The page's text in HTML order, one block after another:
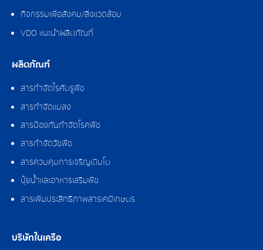
กิจกรรมเพื่อสังคม/สิ่งแวดล้อม
VDO แนะนำผลิตภัณฑ์
ผลิตภัณฑ์
สารกำจัดไรศัตรูพืช
สารกำจัดแมลง
สารป้องกันกำจัดโรคพืช
สารกำจัดวัชพืช
สารควบคุมการเจริญเติบโต
ปุ๋ยน้ำและอาหารเสริมพืช
สารเพิ่มประสิทธิภาพสารเคมีเกษตร
บริษัทในเครือ